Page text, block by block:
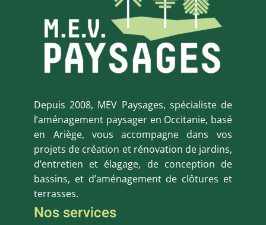
Depuis 2008, MEV Paysages, spécialiste de
l’aménagement paysager en Occitanie, basé
en Ariège, vous accompagne dans vos
projets de création et rénovation de jardins,
d’entretien et élagage, de conception de
bassins, et d’aménagement de clôtures et
terrasses.
Nos services